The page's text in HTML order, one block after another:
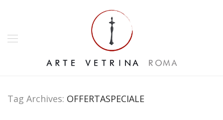
Tag Archives: OFFERTASPECIALE